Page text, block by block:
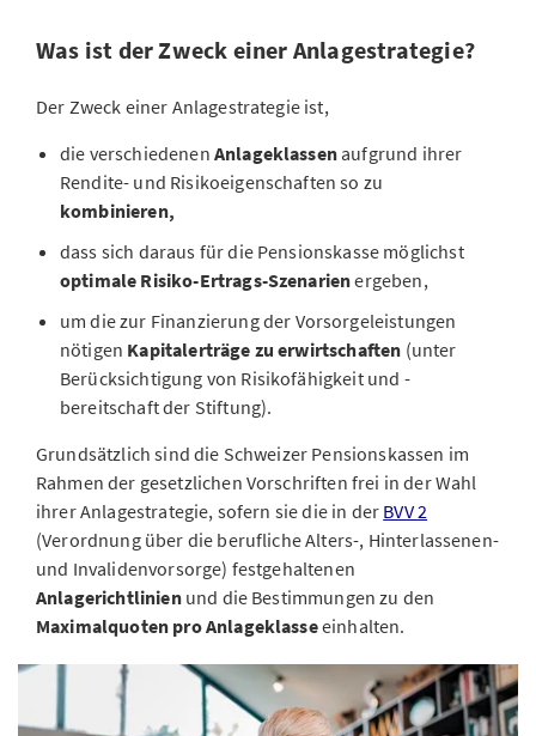
Was ist der Zweck einer Anlagestrategie?
Der Zweck einer Anlagestrategie ist,
die verschiedenen Anlageklassenaufgrund ihrer
Rendite- und Risikoeigenschaften so zu
kombinieren,
dass sich daraus für die Pensionskasse möglichst
optimale Risiko-Ertrags-Szenarienergeben,
um die zur Finanzierung der Vorsorgeleistungen
nötigen Kapitalerträge zu erwirtschaften (unter
Berücksichtigung von Risikofähigkeit und -
bereitschaft der Stiftung).
Grundsätzlich sind die Schweizer Pensionskassen im
Rahmen der gesetzlichen Vorschriften frei in der Wahl
ihrer Anlagestrategie, sofern sie die in der BVV 2
(Verordnung über die berufliche Alters-, Hinterlassenen-
und Invalidenvorsorge) festgehaltenen
Anlagerichtlinien und die Bestimmungen zu den
Maximalquoten pro Anlageklasseeinhalten.